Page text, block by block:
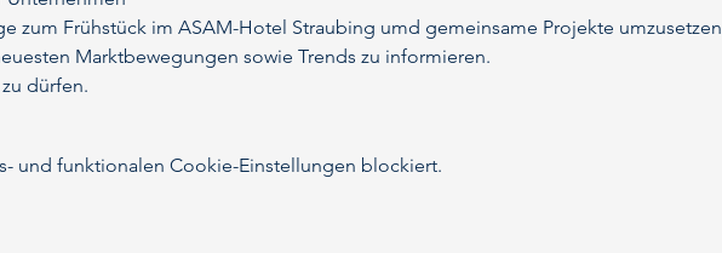
zum Frühstück im ASAM-Hotel Straubing umd gemeinsame Projekte umzusetzen
Marktbewegungen sowie Trends zu informieren.
dürfen.
und funktionalen Cookie-Einstellungen blockiert.